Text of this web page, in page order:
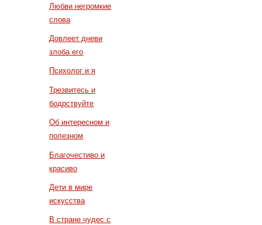
Любви негромкие
слова
Довлеет дневи
злоба его
Психолог и я
Трезвитесь и
бодрствуйте
Об интересном и
полезном
Благочестиво и
красиво
Дети в мире
искусства
В стране чудес с